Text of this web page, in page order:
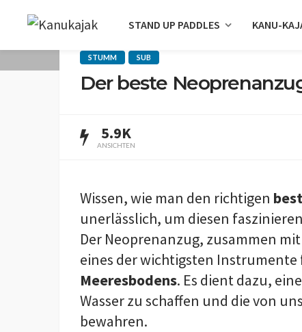
STAND UP PADDLES KANU-
STUMM SUB
Der beste
5.9K
ANSICHTEN
Wissen, wie man den richtigen
unerlässlich, um diesen
Der Neoprenanzug, zusammen
eines der wichtigsten
Meeresbodens. Es dient dazu,
Wasser zu schaffen und die von
bewahren.